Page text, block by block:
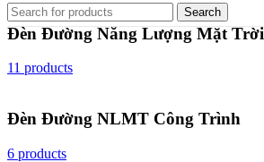
Search
Đèn Đường Năng Lượng Mặt Trời
11 products
Đèn Đường NLMT Công Trình
6 products